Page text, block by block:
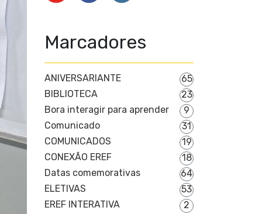
Marcadores
ANIVERSARIANTE
65
BIBLIOTECA
23
Bora interagir para aprender
9
Comunicado
31
COMUNICADOS
19
CONEXÃO EREF
18
Datas comemorativas
64
ELETIVAS
53
EREF INTERATIVA
2